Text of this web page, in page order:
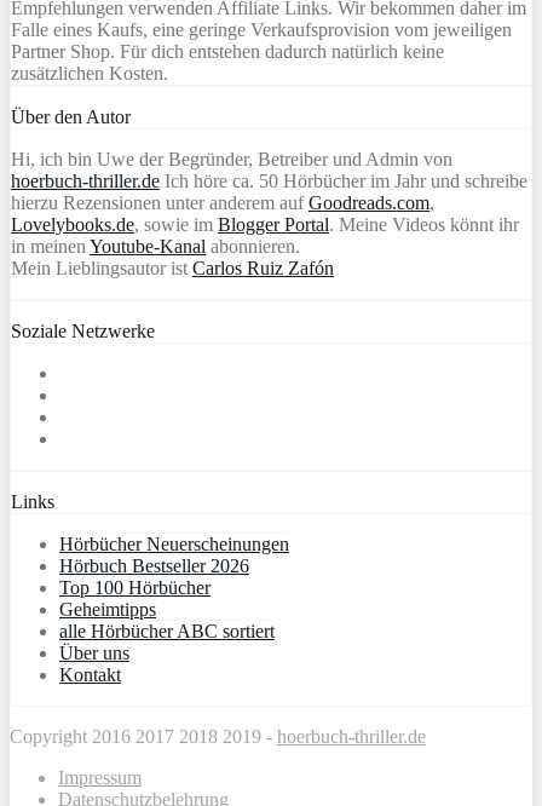
Empfehlungen verwenden Affiliate Links. Wir bekommen daher im
Falle eines Kaufs, eine geringe Verkaufsprovision vom jeweiligen
Partner Shop. Für dich entstehen dadurch natürlich keine
zusätzlichen Kosten.
Über den Autor
Hi, ich bin Uwe der Begründer, Betreiber und Admin von
hoerbuch-thriller.de Ich höre ca. 50 Hörbücher im Jahr und schreibe
hierzu Rezensionen unter anderem aufGoodreads.com,
Lovelybooks.de, sowie im Blogger Portal. Meine Videos könnt ihr
in meinen Youtube-Kanal abonnieren.
Mein Lieblingsautor ist Carlos Ruiz Zafón
Soziale Netzwerke
Links
Hörbücher Neuerscheinungen
Hörbuch Bestseller 2026
Top 100 Hörbücher
Geheimtipps
alle Hörbücher ABC sortiert
Über uns
Kontakt
Copyright 2016 2017 2018 2019 - hoerbuch-thriller.de
Impressum
Datenschutzbelehrung